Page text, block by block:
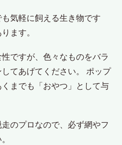
気軽に飼える生き物です
ます。
ですが、色々なものをバラ
てあげてください。 ポップ
までも「おやつ」として与
のプロなので、必ず網やフ